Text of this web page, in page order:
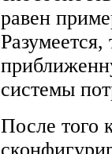
равен
системы
После того